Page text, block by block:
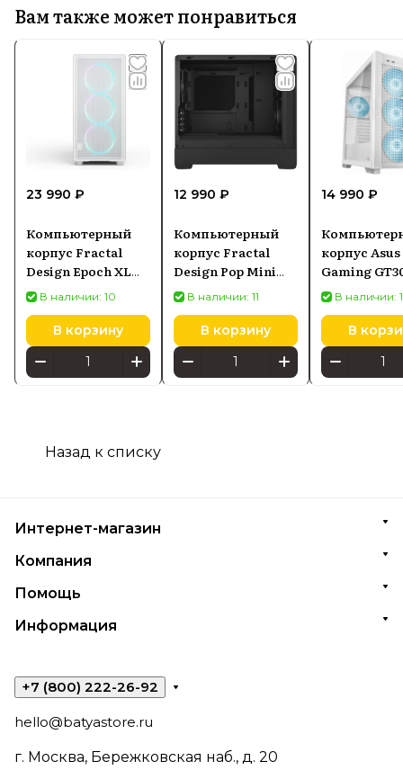
Вам также может понравиться
23 990 ₽
Компьютерный
корпус Fractal
Design Epoch XL
RGB (FDCEPO1X05)
В наличии: 10
В корзину
12 990 ₽
Компьютерный
корпус Fractal
Design Pop Mini
Silent Black Solid
(FDCPOS1M01)
В наличии: 11
В корзину
14 990 ₽
корпус
Gaming
Белый
В наличии:
В
Назад к списку
Интернет-магазин
Компания
Помощь
Информация
+7 (800) 222-26-92
hello@batyastore.ru
г. Москва, Бережковская наб., д. 20